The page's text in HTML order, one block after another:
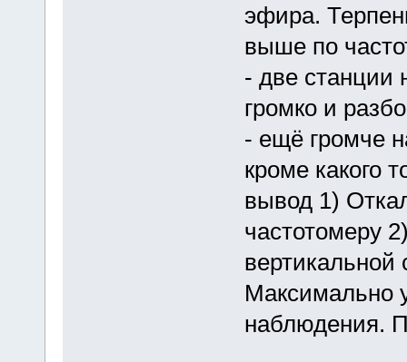
эфира.
выше по
- две станции
громко и
- ещё громче
кроме какого
вывод 1)
частотомеру
Максимально
наблюдения.